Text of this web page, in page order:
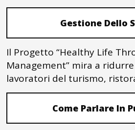
Gestione Dello
Il Progetto “Healthy Life
Management” mira a
lavoratori del turismo,
Come Parlare In